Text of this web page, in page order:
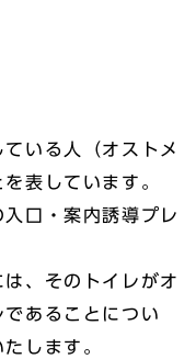
いる人（オストメ
表しています。
口・案内誘導プレ
、そのトイレがオ
あることについ
します。